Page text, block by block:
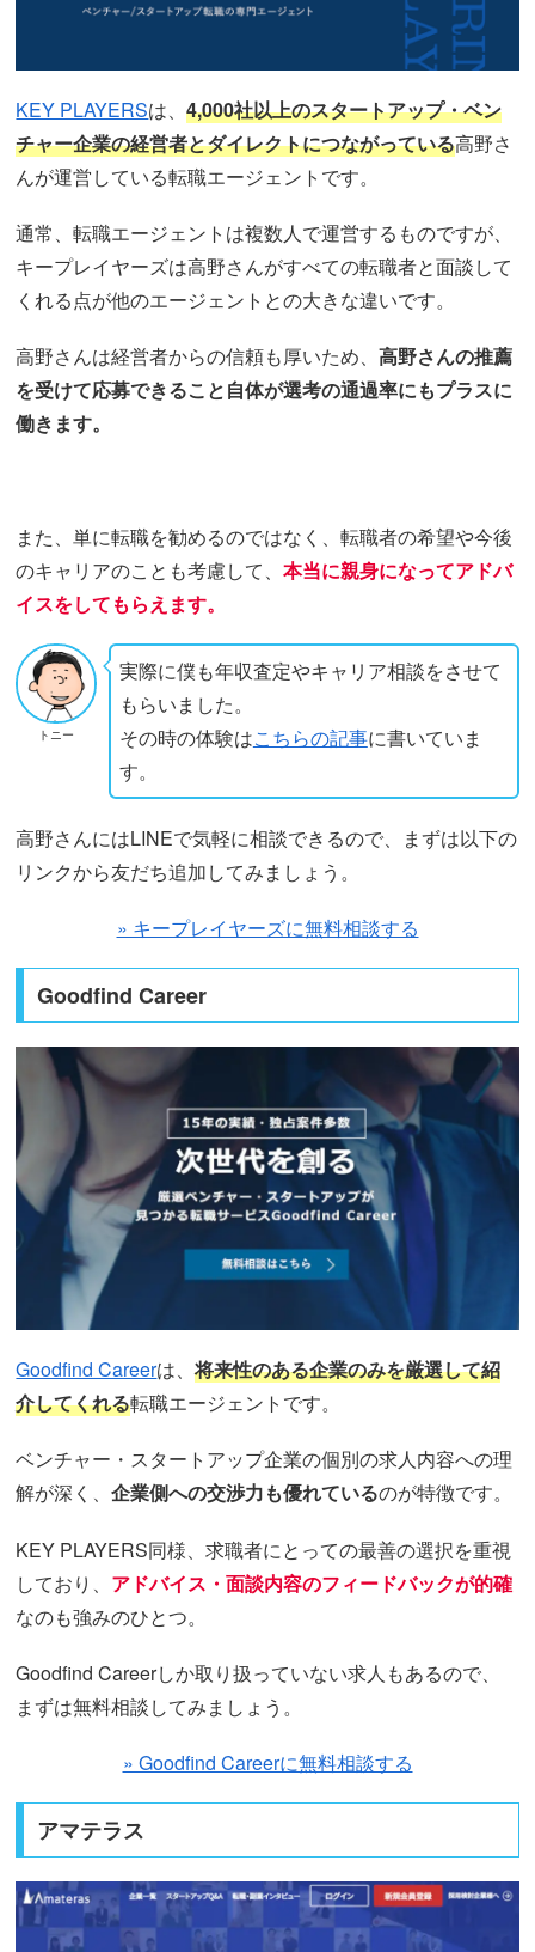
KEY PLAYERSは、4,000社以上のスタートアップ・ベン
チャー企業の経営者とダイレクトにつながっている高野さ
んが運営している転職エージェントです。
通常、転職エージェントは複数人で運営するものですが、
キープレイヤーズは高野さんがすべての転職者と面談して
くれる点が他のエージェントとの大きな違いです。
高野さんは経営者からの信頼も厚いため、高野さんの推薦
を受けて応募できること自体が選考の通過率にもプラスに
働きます。
また、単に転職を勧めるのではなく、転職者の希望や今後
のキャリアのことも考慮して、本当に親身になってアドバ
イスをしてもらえます。
トニー
実際に僕も年収査定やキャリア相談をさせて
もらいました。
その時の体験はこちらの記事に書いていま
す。
高野さんにはLINEで気軽に相談できるので、まずは以下の
リンクから友だち追加してみましょう。
» キープレイヤーズに無料相談する
Goodfind Career
Goodfind Careerは、将来性のある企業のみを厳選して紹
介してくれる転職エージェントです。
ベンチャー・スタートアップ企業の個別の求人内容への理
解が深く、企業側への交渉力も優れているのが特徴です。
KEY PLAYERS同様、求職者にとっての最善の選択を重視
しており、 アドバイス・面談内容のフィードバックが的確
なのも強みのひとつ。
Goodfind Careerしか取り扱っていない求人もあるので、
まずは無料相談してみましょう。
» Goodfind Careerに無料相談する
アマテラス